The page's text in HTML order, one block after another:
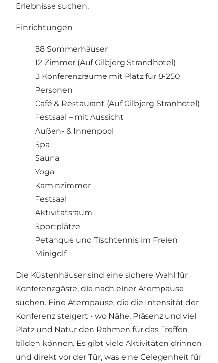
Erlebnisse suchen.
Einrichtungen
88 Sommerhäuser
12 Zimmer (Auf Gilbjerg Strandhotel)
8 Konferenzräume mit Platz für 8-250
Personen
Café & Restaurant (Auf Gilbjerg Stranhotel)
Festsaal – mit Aussicht
Außen- & Innenpool
Spa
Sauna
Yoga
Kaminzimmer
Festsaal
Aktivitätsraum
Sportplätze
Petanque und Tischtennis im Freien
Minigolf
Die Küstenhäuser sind eine sichere Wahl für
Konferenzgäste, die nach einer Atempause
suchen. Eine Atempause, die die Intensität der
Konferenz steigert - wo Nähe, Präsenz und viel
Platz und Natur den Rahmen für das Treffen
bilden können. Es gibt viele Aktivitäten drinnen
und direkt vor der Tür, was eine Gelegenheit für